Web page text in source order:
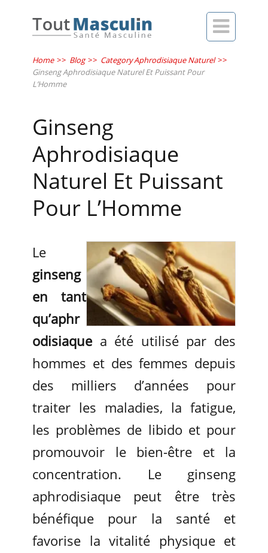

Home >> Blog >> Category Aphrodisiaque Naturel >>
Ginseng Aphrodisiaque Naturel Et Puissant Pour
L’Homme
Ginseng
Aphrodisiaque
Naturel Et Puissant
Pour L’Homme
Le
ginseng
en tant
qu’aphr
odisiaque a été utilisé par des
hommes et des femmes depuis
des milliers d’années pour
traiter les maladies, la fatigue,
les problèmes de libido et pour
promouvoir le bien-être et la
concentration. Le ginseng
aphrodisiaque peut être très
bénéfique pour la santé et
favorise la vitalité physique et